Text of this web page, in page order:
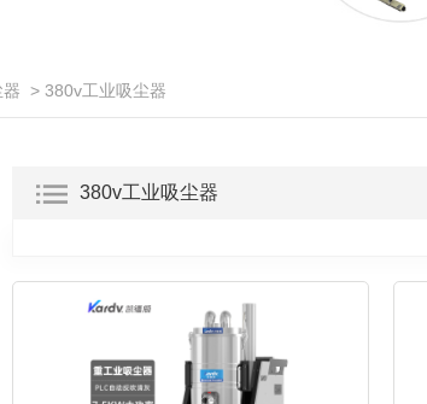
> 380v工业吸尘器
380v工业吸尘器